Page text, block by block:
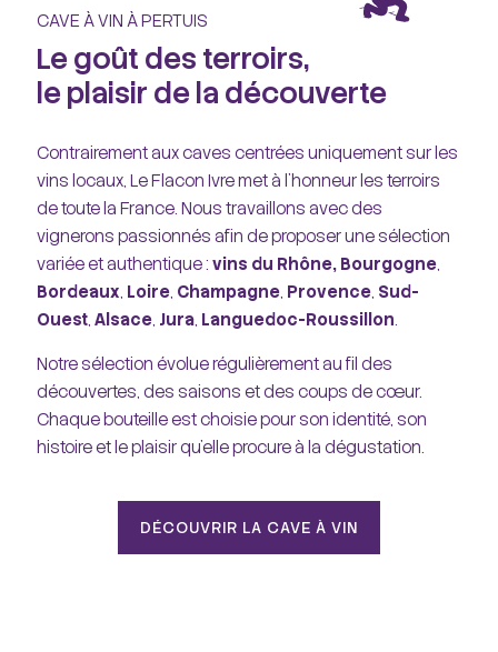
CAVE À VIN À PERTUIS
Le goût des terroirs,
le plaisir de la découverte
Contrairement aux caves centrées uniquement sur les
vins locaux, Le Flacon Ivre met à l’honneur les terroirs
de toute la France. Nous travaillons avec des
vignerons passionnés afin de proposer une sélection
variée et authentique : vins du Rhône, Bourgogne,
Bordeaux, Loire, Champagne, Provence, Sud-
Ouest, Alsace, Jura, Languedoc-Roussillon.
Notre sélection évolue régulièrement au fil des
découvertes, des saisons et des coups de cœur.
Chaque bouteille est choisie pour son identité, son
histoire et le plaisir qu’elle procure à la dégustation.
DÉCOUVRIR LA CAVE À VIN